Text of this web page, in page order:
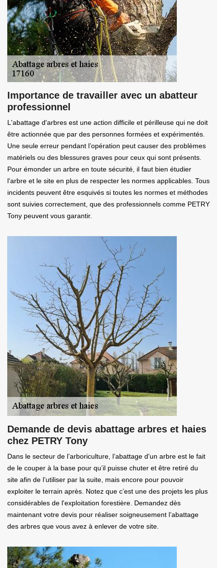
Importance de travailler avec un abatteur
professionnel
L'abattage d'arbres est une action difficile et périlleuse qui ne doit
être actionnée que par des personnes formées et expérimentés.
Une seule erreur pendant l’opération peut causer des problèmes
matériels ou des blessures graves pour ceux qui sont présents.
Pour émonder un arbre en toute sécurité, il faut bien étudier
l'arbre et le site en plus de respecter les normes applicables. Tous
incidents peuvent être esquivés si toutes les normes et méthodes
sont suivies correctement, que des professionnels comme PETRY
Tony peuvent vous garantir.
Demande de devis abattage arbres et haies
chez PETRY Tony
Dans le secteur de l’arboriculture, l’abattage d'un arbre est le fait
de le couper à la base pour qu’il puisse chuter et être retiré du
site afin de l’utiliser par la suite, mais encore pour pouvoir
exploiter le terrain après. Notez que c’est une des projets les plus
considérables de l'exploitation forestière. Demandez dès
maintenant votre devis pour réaliser soigneusement l’abattage
des arbres que vous avez à enlever de votre site.